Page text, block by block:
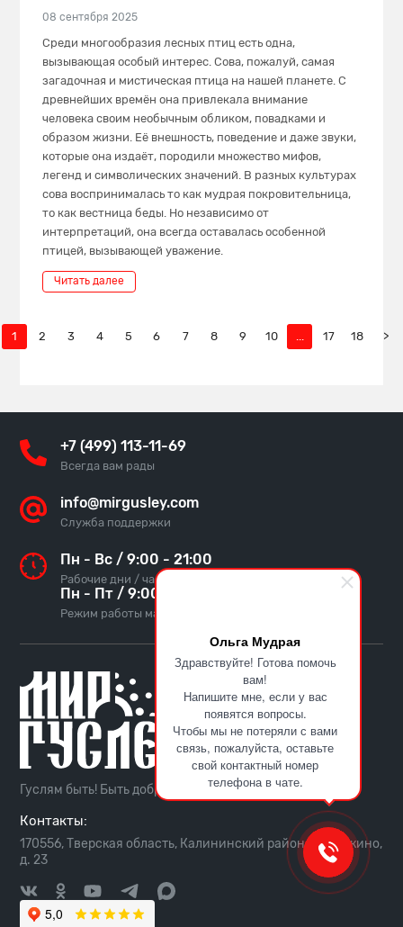
Ольга Мудрая
Здравствуйте! Готова помочь
вам!
Напишите мне, если у вас
появятся вопросы.
Чтобы мы не потеряли с вами
связь, пожалуйста, оставьте
свой контактный номер
телефона в чате.
08 сентября 2025
Среди многообразия лесных птиц есть одна,
вызывающая особый интерес. Сова, пожалуй, самая
загадочная и мистическая птица на нашей планете. С
древнейших времён она привлекала внимание
человека своим необычным обликом, повадками и
образом жизни. Её внешность, поведение и даже звуки,
которые она издаёт, породили множество мифов,
легенд и символических значений. В разных культурах
сова воспринималась то как мудрая покровительница,
то как вестница беды. Но независимо от
интерпретаций, она всегда оставалась особенной
птицей, вызывающей уважение.
Читать далее
1 2 3 4 5 6 7 8 9 10 ... 17 18 >
+7 (499) 113-11-69
Всегда вам рады
info@mirgusley.com
Служба поддержки
Пн - Вс / 9:00 - 21:00
Рабочие дни / часы
Пн - Пт / 9:00 - 17:00
Режим работы мануфактуры
Гуслям быть! Быть добру!
Контакты:
170556, Тверская область, Калининский район, с. Пушкино,
д. 23